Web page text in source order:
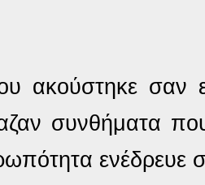
ακούστηκε σαν
συνθήματα
ενέδρευε